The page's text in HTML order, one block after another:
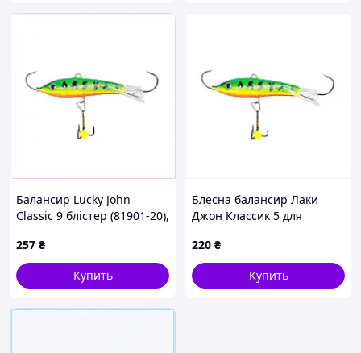
Балансир Lucky John
Classic 9 блістер (81901-20),
257 ₴
Купить
Блесна балансир Лаки
Джон Классик 5 для
7712E5ET01
220 ₴
Купить